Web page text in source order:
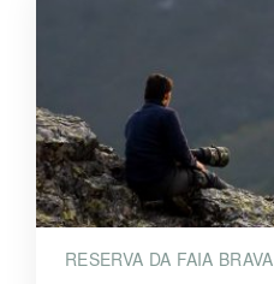
RESERVA DA FAIA BRAVA